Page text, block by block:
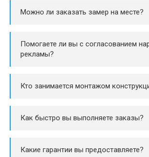
Можно ли заказать замер на месте?
Помогаете ли вы с согласованием
рекламы?
Кто занимается монтажом
Как быстро вы выполняете заказы?
Какие гарантии вы предоставляете?